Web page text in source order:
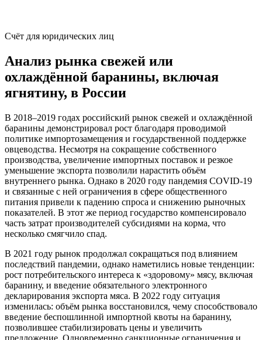
Счёт для юридических лиц
Анализ рынка свежей или
охлаждённой баранины, включая
ягнятину, в России
В 2018–2019 годах российский рынок свежей и охлаждённой
баранины демонстрировал рост благодаря проводимой
политике импортозамещения и государственной поддержке
овцеводства. Несмотря на сокращение собственного
производства, увеличение импортных поставок и резкое
уменьшение экспорта позволили нарастить объём
внутреннего рынка. Однако в 2020 году пандемия COVID-19
и связанные с ней ограничения в сфере общественного
питания привели к падению спроса и снижению рыночных
показателей. В этот же период государство компенсировало
часть затрат производителей субсидиями на корма, что
несколько смягчило спад.
В 2021 году рынок продолжал сокращаться под влиянием
последствий пандемии, однако наметились новые тенденции:
рост потребительского интереса к «здоровому» мясу, включая
баранину, и введение обязательного электронного
декларирования экспорта мяса. В 2022 году ситуация
изменилась: объём рынка восстановился, чему способствовало
введение беспошлинной импортной квоты на баранину,
позволившее стабилизировать цены и увеличить
предложение. Одновременно санкционные ограничения и